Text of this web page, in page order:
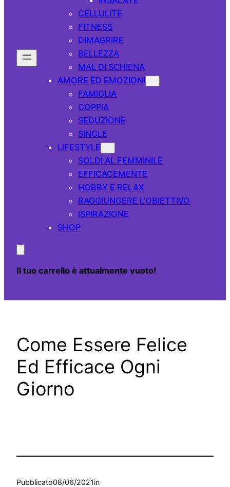
CELLULITE
FITNESS
DIMAGRIRE
BELLEZZA
MAL DI SCHIENA
AMORE ED EMOZIONI
FAMIGLIA
COPPIA
SEDUZIONE
SINGLE
LIFESTYLE
SOLDI AL FEMMINILE
EFFICACEMENTE
HOBBY E RELAX
RAGGIUNGERE L’OBIETTIVO
ISPIRAZIONE
SHOP
Il tuo carrello è attualmente vuoto!
Come Essere Felice
Ed Efficace Ogni
Giorno
Pubblicato08/06/2021in